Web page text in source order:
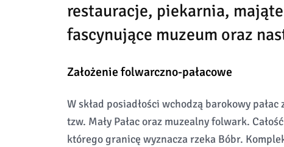
restauracje, piekarnia,
fascynujące muzeum oraz
Założenie folwarczno-pałacowe
W skład posiadłości wchodzą barokowy
tzw. Mały Pałac oraz muzealny folwark.
którego granicę wyznacza rzeka Bóbr.